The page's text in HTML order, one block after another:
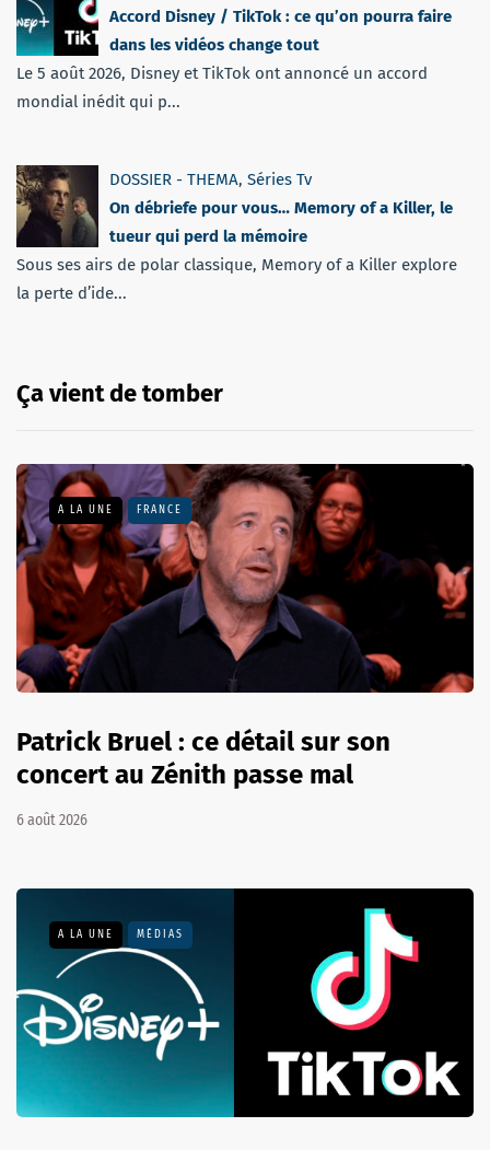
Accord Disney / TikTok : ce qu’on pourra faire
dans les vidéos change tout
Le 5 août 2026, Disney et TikTok ont annoncé un accord
mondial inédit qui p...
DOSSIER - THEMA, Séries Tv
On débriefe pour vous… Memory of a Killer, le
tueur qui perd la mémoire
Sous ses airs de polar classique, Memory of a Killer explore
la perte d’ide...
Ça vient de tomber
A LA UNE FRANCE
Patrick Bruel : ce détail sur son
concert au Zénith passe mal
6 août 2026
A LA UNE MÉDIAS